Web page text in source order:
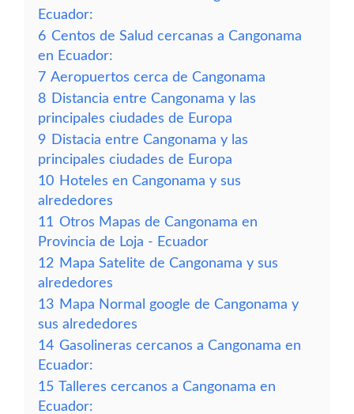
Ecuador:
6 Centos de Salud cercanas a Cangonama
en Ecuador:
7 Aeropuertos cerca de Cangonama
8 Distancia entre Cangonama y las
principales ciudades de Europa
9 Distacia entre Cangonama y las
principales ciudades de Europa
10 Hoteles en Cangonama y sus
alrededores
11 Otros Mapas de Cangonama en
Provincia de Loja - Ecuador
12 Mapa Satelite de Cangonama y sus
alrededores
13 Mapa Normal google de Cangonama y
sus alrededores
14 Gasolineras cercanos a Cangonama en
Ecuador:
15 Talleres cercanos a Cangonama en
Ecuador: